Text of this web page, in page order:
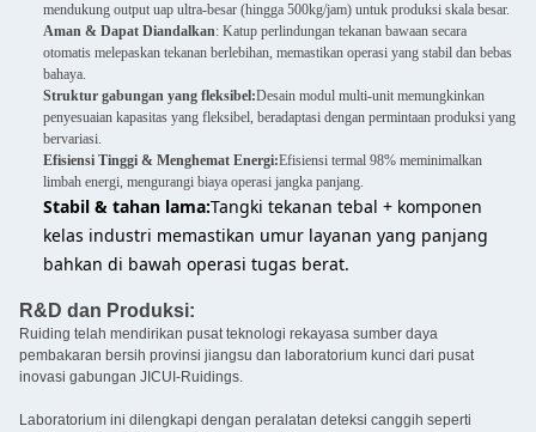
mendukung output uap ultra-besar (hingga 500kg/jam) untuk produksi skala besar.
Aman & Dapat Diandalkan: Katup perlindungan tekanan bawaan secara
otomatis melepaskan tekanan berlebihan, memastikan operasi yang stabil dan bebas
bahaya.
Struktur gabungan yang fleksibel:Desain modul multi-unit memungkinkan
penyesuaian kapasitas yang fleksibel, beradaptasi dengan permintaan produksi yang
bervariasi.
Efisiensi Tinggi & Menghemat Energi:Efisiensi termal 98% meminimalkan
limbah energi, mengurangi biaya operasi jangka panjang.
Stabil & tahan lama:Tangki tekanan tebal + komponen
kelas industri memastikan umur layanan yang panjang
bahkan di bawah operasi tugas berat.
R&D dan Produksi:
Ruiding telah mendirikan pusat teknologi rekayasa sumber daya
pembakaran bersih provinsi jiangsu dan laboratorium kunci dari pusat
inovasi gabungan JICUI-Ruidings.
Laboratorium ini dilengkapi dengan peralatan deteksi canggih seperti